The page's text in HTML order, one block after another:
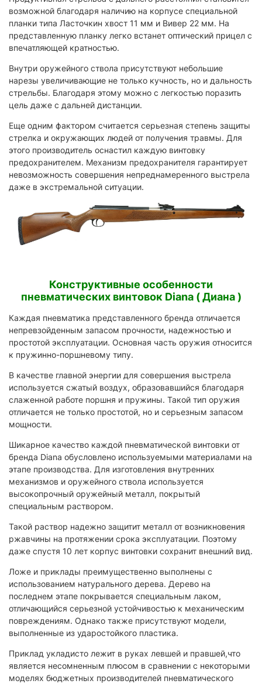
возможной благодаря наличию на корпусе специальной
планки типа Ласточкин хвост 11 мм и Вивер 22 мм. На
представленную планку легко встанет оптический прицел с
впечатляющей кратностью.
Внутри оружейного ствола присутствуют небольшие
нарезы увеличивающие не только кучность, но и дальность
стрельбы. Благодаря этому можно с легкостью поразить
цель даже с дальней дистанции.
Еще одним фактором считается серьезная степень защиты
стрелка и окружающих людей от получения травмы. Для
этого производитель оснастил каждую винтовку
предохранителем. Механизм предохранителя гарантирует
невозможность совершения непреднамеренного выстрела
даже в экстремальной ситуации.
Конструктивные особенности
пневматических винтовок Diana ( Диана )
Каждая пневматика представленного бренда отличается
непревзойденным запасом прочности, надежностью и
простотой эксплуатации. Основная часть оружия относится
к пружинно-поршневому типу.
В качестве главной энергии для совершения выстрела
используется сжатый воздух, образовавшийся благодаря
слаженной работе поршня и пружины. Такой тип оружия
отличается не только простотой, но и серьезным запасом
мощности.
Шикарное качество каждой пневматической винтовки от
бренда Diana обусловлено используемыми материалами на
этапе производства. Для изготовления внутренних
механизмов и оружейного ствола используется
высокопрочный оружейный металл, покрытый
специальным раствором.
Такой раствор надежно защитит металл от возникновения
ржавчины на протяжении срока эксплуатации. Поэтому
даже спустя 10 лет корпус винтовки сохранит внешний вид.
Ложе и приклады преимущественно выполнены с
использованием натурального дерева. Дерево на
последнем этапе покрывается специальным лаком,
отличающийся серьезной устойчивостью к механическим
повреждениям. Однако также присутствуют модели,
выполненные из ударостойкого пластика.
Приклад укладисто лежит в руках левшей и правшей,что
является несомненным плюсом в сравнении с некоторыми
моделях бюджетных производителей пневматического